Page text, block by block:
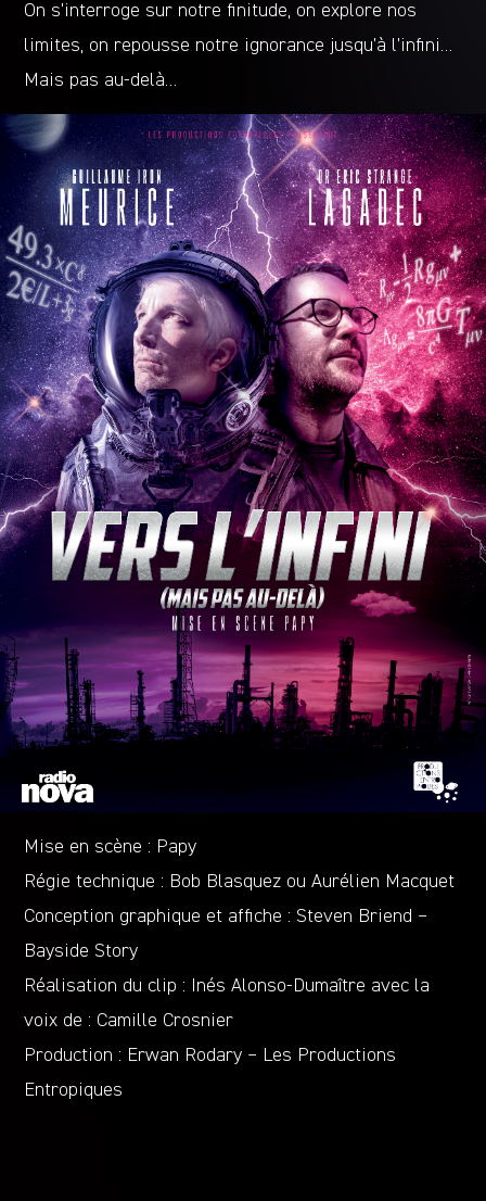
On s’interroge sur notre finitude, on explore nos
limites, on repousse notre ignorance jusqu’à l’infini…
Mais pas au-delà…
Mise en scène : Papy
Régie technique : Bob Blasquez ou Aurélien Macquet
Conception graphique et affiche : Steven Briend –
Bayside Story
Réalisation du clip : Inés Alonso-Dumaître avec la
voix de : Camille Crosnier
Production : Erwan Rodary – Les Productions
Entropiques